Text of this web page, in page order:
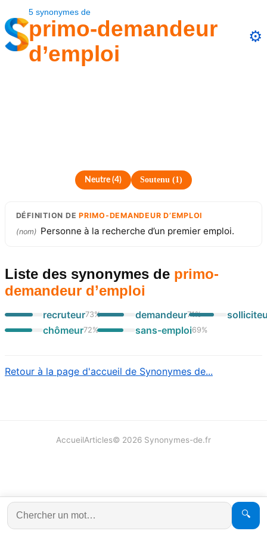
5synonymes de
primo-demandeur
d’emploi
⚙️
Neutre(4) Soutenu (1)
DÉFINITION DEPRIMO-DEMANDEUR D’EMPLOI
(nom) Personne à la recherche d’un premier emploi.
Liste des synonymes de primo-
demandeur d’emploi
recruteur73%
chômeur72%
demandeur71%
sans-emploi69%
Retour à la page d'accueil de Synonymes de...
🔍
AccueilArticles© 2026 Synonymes-de.fr